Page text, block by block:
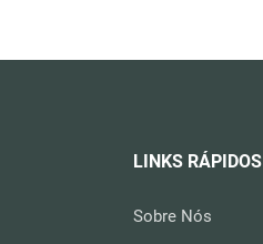
LINKS RÁPIDOS
Sobre Nós